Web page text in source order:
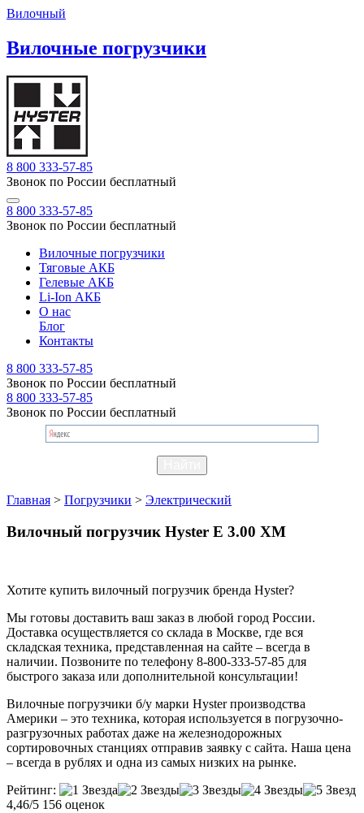
Вилочный
Вилочные погрузчики
8 800 333-57-85
Звонок по России бесплатный
8 800 333-57-85
Звонок по России бесплатный
Вилочные погрузчики
Тяговые АКБ
Гелевые АКБ
Li-Ion АКБ
О нас
Блог
Контакты
8 800 333-57-85
Звонок по России бесплатный
8 800 333-57-85
Звонок по России бесплатный
Главная > Погрузчики > Электрический
Вилочный погрузчик Hyster E 3.00 XM
Хотите купить вилочный погрузчик бренда Hyster?
Мы готовы доставить ваш заказ в любой город России.
Доставка осуществляется со склада в Москве, где вся
складская техника, представленная на сайте – всегда в
наличии. Позвоните по телефону 8-800-333-57-85 для
быстрого заказа или дополнительной консультации!
Вилочные погрузчики б/у марки Hyster производства
Америки – это техника, которая используется в погрузочно-
разгрузочных работах даже на железнодорожных
сортировочных станциях отправив заявку с сайта. Наша цена
– всегда в рублях и одна из самых низких на рынке.
Рейтинг:
4,46/5 156 оценок